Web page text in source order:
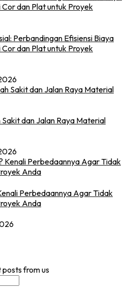
Perbandingan Efisiensi Biaya
dan Plat untuk Proyek
dan Jalan Raya Material
Perbedaannya Agar Tidak
Anda
posts from us